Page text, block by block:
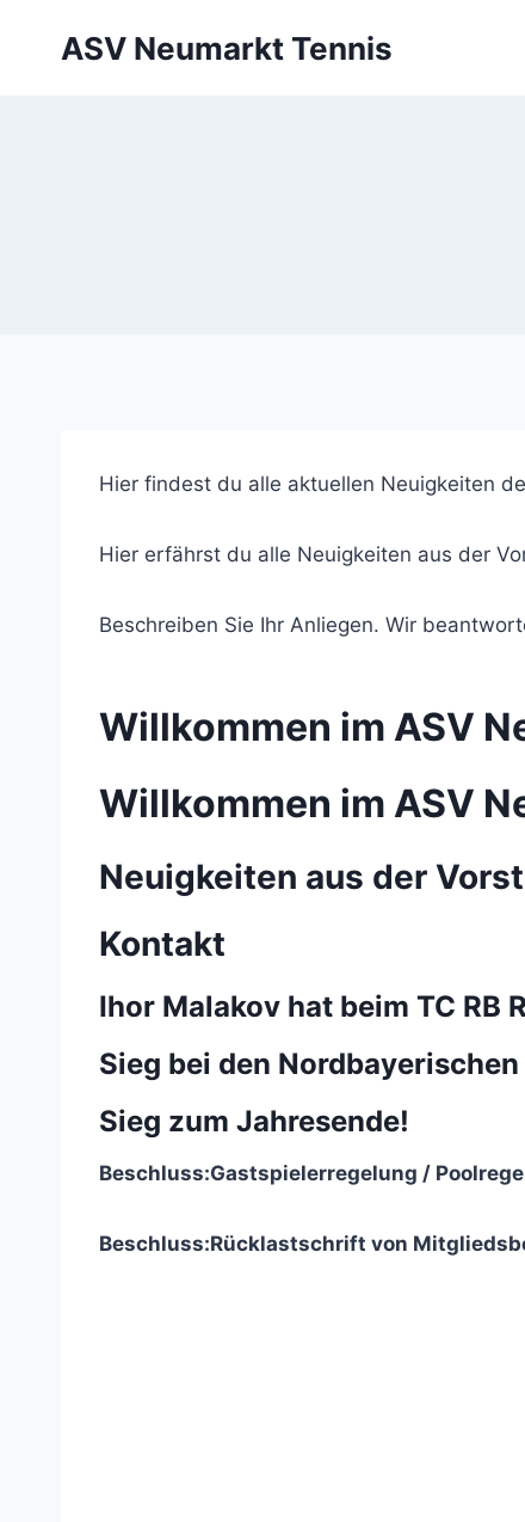
ASV Neumarkt Tennis
Hier findest du alle aktuellen Neuigkeiten
Hier erfährst du alle Neuigkeiten aus der
Beschreiben Sie Ihr Anliegen. Wir
Willkommen im ASV
Willkommen im ASV
Neuigkeiten aus der
Kontakt
Ihor Malakov hat beim TC RB
Sieg bei den
Sieg zum Jahresende!
Beschluss:Gastspielerregelung /
Beschluss:Rücklastschrift von